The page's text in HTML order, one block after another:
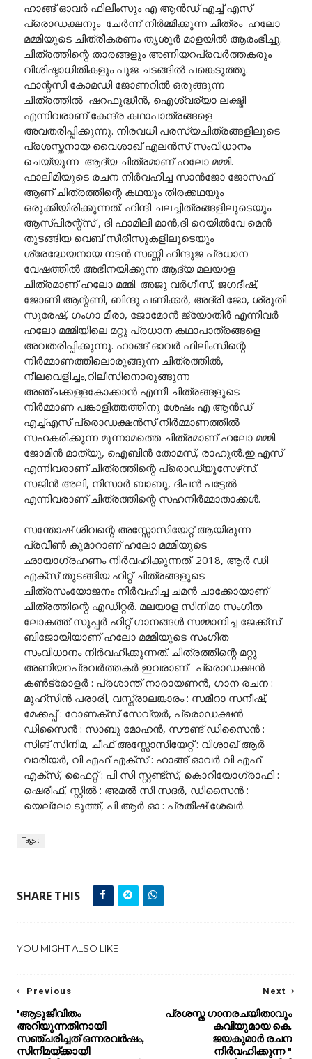
ഹാങ്ങ് ഓവർ ഫിലിംസും എ ആൻഡ് എച്ച് എസ്
പ്രൊഡക്ഷനും ചേർന്ന് നിർമ്മിക്കുന്ന ചിത്രം ഹലോ
മമ്മിയുടെ ചിത്രീകരണം തൃശൂർ മാളയിൽ ആരംഭിച്ചു.
ചിത്രത്തിന്റെ താരങ്ങളും അണിയറപ്രവർത്തകരും
വിശിഷ്ടാധിതികളും പൂജ ചടങ്ങിൽ പങ്കെടുത്തു.
ഫാന്റസി കോമഡി ജോണറിൽ ഒരുങ്ങുന്ന
ചിത്രത്തിൽ ഷറഫുദ്ധീൻ, ഐശ്വര്യാ ലക്ഷ്മി
എന്നിവരാണ് കേന്ദ്ര കഥാപാത്രങ്ങളെ
അവതരിപ്പിക്കുന്നു. നിരവധി പരസ്യചിത്രങ്ങളിലൂടെ
പ്രശസ്തനായ വൈശാഖ് എലൻസ് സംവിധാനം
ചെയ്യുന്ന ആദ്യ ചിത്രമാണ് ഹലോ മമ്മി.
ഫാലിമിയുടെ രചന നിർവഹിച്ച സാൻജോ ജോസഫ്
ആണ് ചിത്രത്തിന്റെ കഥയും തിരക്കഥയും
ഒരുക്കിയിരിക്കുന്നത്. ഹിന്ദി ചലച്ചിത്രങ്ങളിലൂടെയും
ആസ്പിരന്റ്സ് , ദി ഫാമിലി മാൻ,ദി റെയിൽവേ മെൻ
തുടങ്ങിയ വെബ് സീരീസുകളിലൂടെയും
ശ്രേദ്ധേയനായ നടൻ സണ്ണി ഹിന്ദുജ പ്രധാന
വേഷത്തിൽ അഭിനയിക്കുന്ന ആദ്യ മലയാള
ചിത്രമാണ് ഹലോ മമ്മി. അജു വർഗീസ്, ജഗദീഷ്,
ജോണി ആന്റണി, ബിന്ദു പണിക്കർ, അദ്രി ജോ, ശ്രുതി
സുരേഷ്, ഗംഗാ മീരാ, ജോമോൻ ജ്യോതിർ എന്നിവർ
ഹലോ മമ്മിയിലെ മറ്റു പ്രധാന കഥാപാത്രങ്ങളെ
അവതരിപ്പിക്കുന്നു. ഹാങ്ങ് ഓവർ ഫിലിംസിന്റെ
നിർമ്മാണത്തിലൊരുങ്ങുന്ന ചിത്രത്തിൽ,
നീലവെളിച്ചം,റിലീസിനൊരുങ്ങുന്ന
അഞ്ചക്കള്ളകോക്കാൻ എന്നീ ചിത്രങ്ങളുടെ
നിർമ്മാണ പങ്കാളിത്തത്തിനു ശേഷം എ ആൻഡ്
എച്ച്എസ് പ്രൊഡക്ഷൻസ് നിർമ്മാണത്തിൽ
സഹകരിക്കുന്ന മൂന്നാമത്തെ ചിത്രമാണ് ഹലോ മമ്മി.
ജോമിൻ മാത്യു, ഐബിൻ തോമസ്, രാഹുൽ.ഇ.എസ്
എന്നിവരാണ് ചിത്രത്തിന്റെ പ്രൊഡ്യൂസേഴ്‌സ്.
സജിൻ അലി, നിസാർ ബാബു, ദിപൻ പട്ടേൽ
എന്നിവരാണ് ചിത്രത്തിന്റെ സഹനിർമ്മാതാക്കൾ.
സന്തോഷ് ശിവന്റെ അസ്സോസിയേറ്റ് ആയിരുന്ന
പ്രവീൺ കുമാറാണ് ഹലോ മമ്മിയുടെ
ഛായാഗ്രഹണം നിർവഹിക്കുന്നത്. 2018, ആർ ഡി
എക്സ് തുടങ്ങിയ ഹിറ്റ് ചിത്രങ്ങളുടെ
ചിത്രസംയോജനം നിർവഹിച്ച ചമൻ ചാക്കോയാണ്
ചിത്രത്തിന്റെ എഡിറ്റർ. മലയാള സിനിമാ സംഗീത
ലോകത്ത് സൂപ്പർ ഹിറ്റ്‌ ഗാനങ്ങൾ സമ്മാനിച്ച ജേക്ക്സ്
ബിജോയിയാണ് ഹലോ മമ്മിയുടെ സംഗീത
സംവിധാനം നിർവഹിക്കുന്നത്. ചിത്രത്തിന്റെ മറ്റു
അണിയറപ്രവർത്തകർ ഇവരാണ്. പ്രൊഡക്ഷൻ
കൺട്രോളർ : പ്രശാന്ത് നാരായണൻ, ഗാന രചന :
മുഹ്‌സിൻ പരാരി, വസ്ത്രാലങ്കാരം : സമീറാ സനീഷ്,
മേക്കപ്പ് : റോണക്സ് സേവ്യർ, പ്രൊഡക്ഷൻ
ഡിസൈൻ : സാബു മോഹൻ, സൗണ്ട് ഡിസൈൻ :
സിങ് സിനിമ, ചീഫ് അസ്സോസിയേറ്റ് : വിശാഖ് ആർ
വാരിയർ, വി എഫ് എക്സ് : ഹാങ്ങ് ഓവർ വി എഫ്
എക്സ്, ഫൈറ്റ് : പി സി സ്റ്റണ്ട്സ്, കൊറിയോഗ്രാഫി :
ഷെരീഫ്, സ്റ്റിൽ : അമൽ സി സദർ, ഡിസൈൻ :
യെല്ലോ ടൂത്ത്, പി ആർ ഓ : പ്രതീഷ് ശേഖർ.
Tags :
SHARE THIS
YOU MIGHT ALSO LIKE
Next
പ്രശസ്ത ഗാനരചയിതാവും
കവിയുമായ കെ.
ജയകുമാർ രചന
നിർവഹിക്കുന്ന "
Previous
'ആടുജീവിതം
അറിയുന്നതിനായി
സഞ്ചരിച്ചത് ഒന്നരവർഷം,
സിനിമയ്ക്കായി